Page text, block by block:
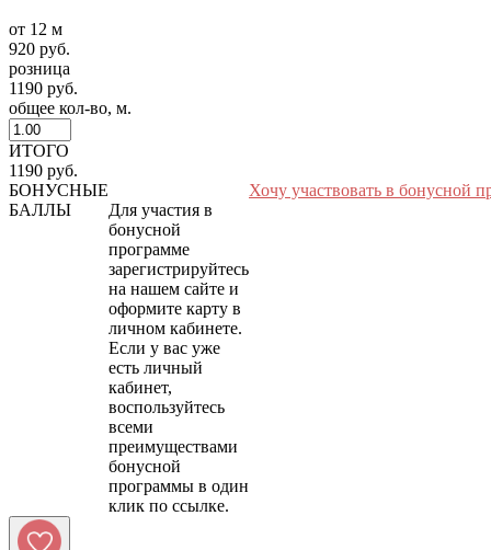
от 12 м
920 руб.
розница
1190 руб.
общее кол-во, м.
ИТОГО
1190 руб.
БОНУСНЫЕ
БАЛЛЫ
Для участия в
бонусной
программе
зарегистрируйтесь
на нашем сайте и
оформите карту в
личном кабинете.
Если у вас уже
есть личный
кабинет,
воспользуйтесь
всеми
преимуществами
бонусной
программы в один
Хочу участвовать в бонусной